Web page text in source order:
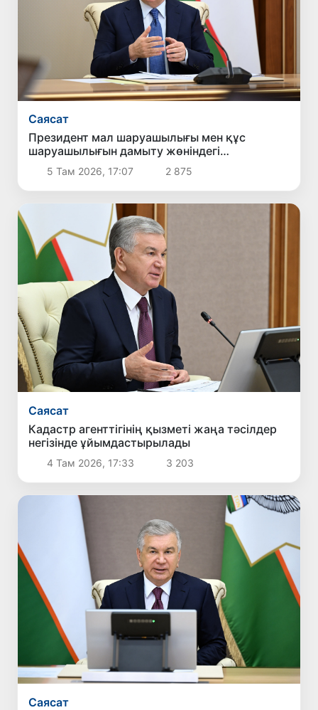
Саясат
Президент мал шаруашылығы мен құс
шаруашылығын дамыту жөніндегі
шаралармен танысты
5 Там 2026, 17:07 2 875
Саясат
Кадастр агенттігінің қызметі жаңа тәсілдер
негізінде ұйымдастырылады
4 Там 2026, 17:33 3 203
Саясат